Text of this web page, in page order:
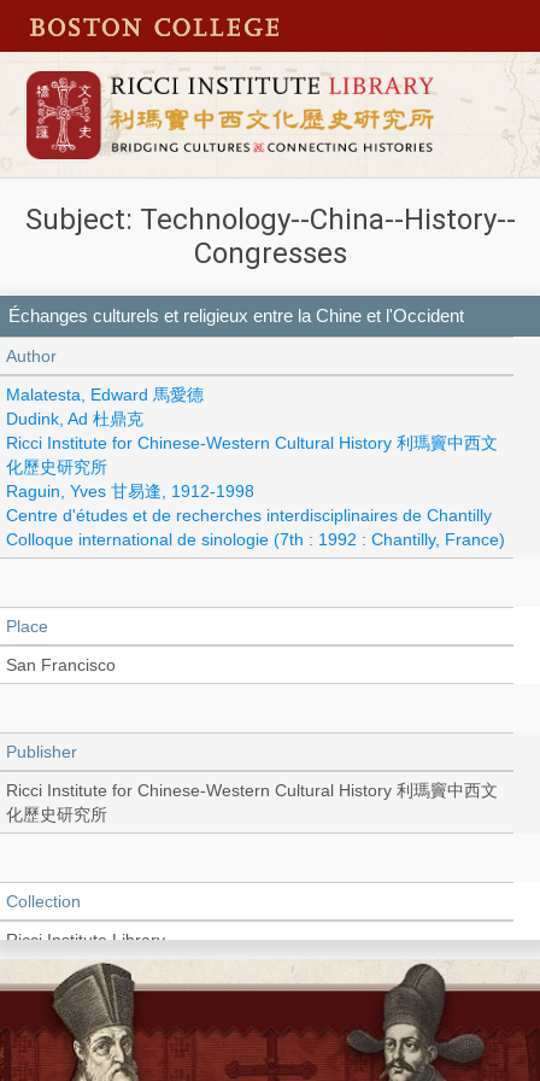
Subject: Technology--China--History--
Congresses
Échanges culturels et religieux entre la Chine et l'Occident
Author
Malatesta, Edward 馬愛德
Dudink, Ad 杜鼎克
Ricci Institute for Chinese-Western Cultural History 利瑪竇中西文
化歷史研究所
Raguin, Yves 甘易逢, 1912-1998
Centre d'études et de recherches interdisciplinaires de Chantilly
Colloque international de sinologie (7th : 1992 : Chantilly, France)
Place
San Francisco
Publisher
Ricci Institute for Chinese-Western Cultural History 利瑪竇中西文
化歷史研究所
Collection
Ricci Institute Library
Language
English, French